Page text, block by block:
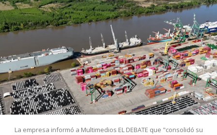
La empresa informó a Multimedios EL DEBATE que "consolidó su